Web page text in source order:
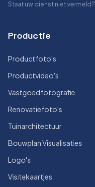
Staat uw dienst niet vermeld?
Productie
Productfoto's
Productvideo's
Vastgoedfotografie
Renovatiefoto's
Tuinarchitectuur
Bouwplan Visualisaties
Logo's
Visitekaartjes